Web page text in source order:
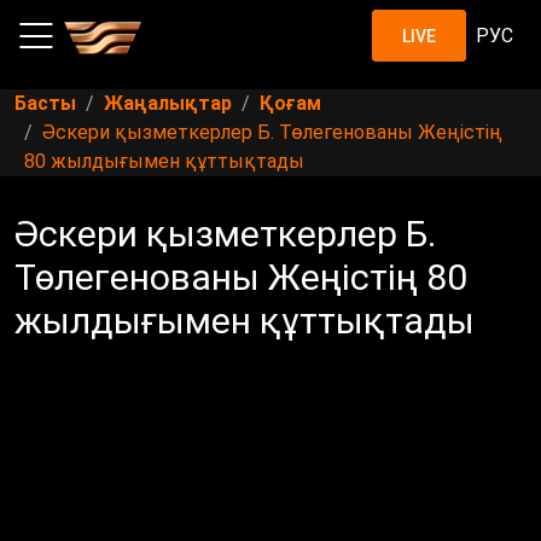
LIVE РУС
Басты Жаңалықтар
Қоғам
Әскери қызметкерлер Б. Төлегенованы Жеңістің
80 жылдығымен құттықтады
Әскери қызметкерлер Б.
Төлегенованы Жеңістің 80
жылдығымен құттықтады